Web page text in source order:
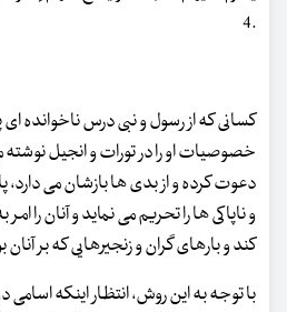
.4
کسانی که از رسول و نبی درس ناخوانده ای
خصوصیات او را در تورات و انجیل نوشته
دعوت کرده و از بدی ها بازشان می دارد،
و ناپاکی ها را تحریم می نماید و آنان را
کند و بارهای گران و زنجیرهایی که بر آنان
با توجه به این روش، انتظار اینکه اسامی